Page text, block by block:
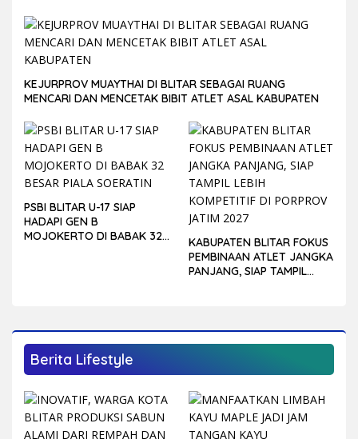
KEJURPROV MUAYTHAI DI BLITAR SEBAGAI RUANG
MENCARI DAN MENCETAK BIBIT ATLET ASAL KABUPATEN
PSBI BLITAR U-17 SIAP
HADAPI GEN B
MOJOKERTO DI BABAK 32
KABUPATEN BLITAR FOKUS
PEMBINAAN ATLET JANGKA
PANJANG, SIAP TAMPIL
Berita Lifestyle